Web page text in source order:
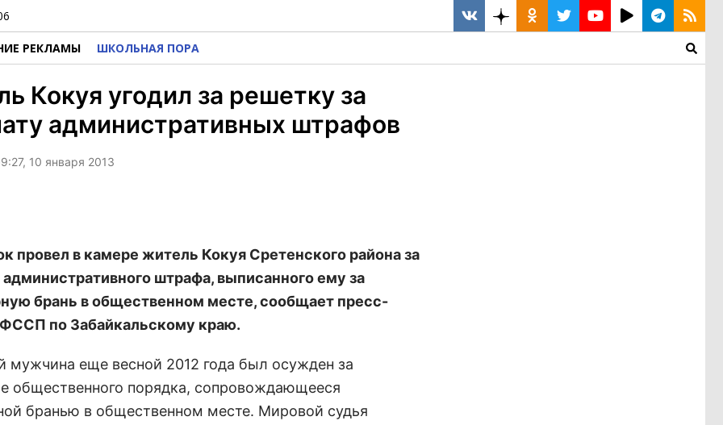
РЕКЛАМЫ ШКОЛЬНАЯ ПОРА
Кокуя угодил за решетку за
административных штрафов
10 января 2013
провел в камере житель Кокуя Сретенского района за
административного штрафа, выписанного ему за
брань в общественном месте, сообщает пресс-
по Забайкальскому краю.
мужчина еще весной 2012 года был осужден за
общественного порядка, сопровождающееся
бранью в общественном месте. Мировой судья